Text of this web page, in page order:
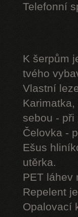
Telefonní
K šerpům
tvého
Vlastní
sebou -
Čelovka -
Ešus
utěrka.
PET láhev
Repelent
Opalovací